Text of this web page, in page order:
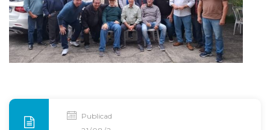
Publicado